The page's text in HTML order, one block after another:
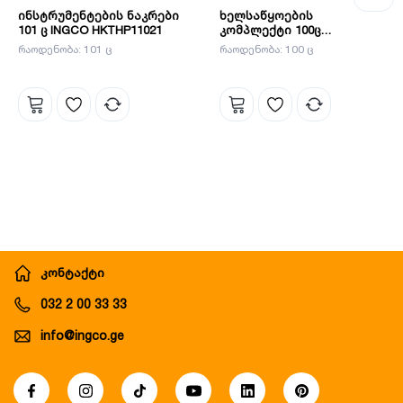
ინსტრუმენტების ნაკრები
101 ც INGCO HKTHP11021
რაოდენობა: 101 ც
ხელსაწყოების
კომპლექტი 100ც
INGCO(HKTHP21001)
რაოდენობა: 100 ც
კონტაქტი
032 2 00 33 33
info@ingco.ge